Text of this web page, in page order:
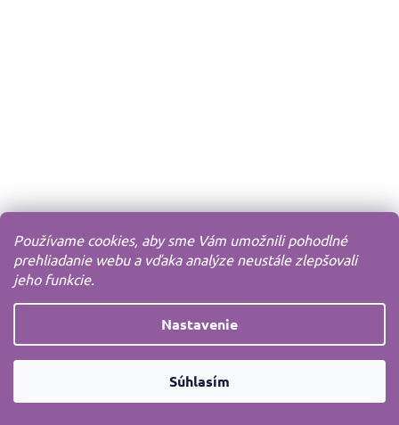
Používame cookies, aby sme Vám umožnili pohodlné
prehliadanie webu a vďaka analýze neustále zlepšovali
jeho funkcie.
Nastavenie
Súhlasím